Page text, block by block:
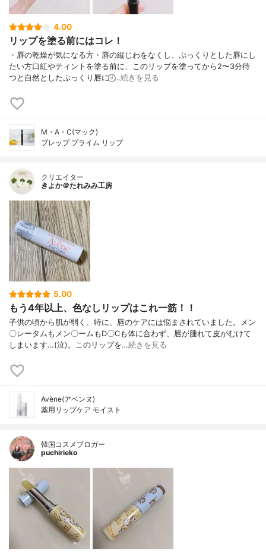
4.00
リップを塗る前にはコレ！
・唇の乾燥が気になる方・唇の縦じわをなくし、ぷっくりとした唇にし
たい方口紅やティントを塗る前に、このリップを塗ってから2〜3分待
つと自然としたぷっくり唇に⍤⃝︎…続きを見る
M・A・C(マック)
プレップ プライム リップ
クリエイター
きよか＠たれみみ工房
5.00
もう4年以上、色なしリップはこれ一筋！！
子供の頃から肌が弱く、特に、唇のケアには悩まされていました。メン
〇レータムもメン〇ームもD〇Cも体に合わず、唇が腫れて皮がむけて
しまいます…(泣)。このリップを…続きを見る
Avène(アベンヌ)
薬用リップケア モイスト
韓国コスメブロガー
puchirieko